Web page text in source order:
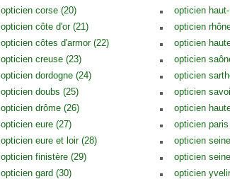
opticien corse (20)
opticien côte d'or (21)
opticien côtes d'armor (22)
opticien creuse (23)
opticien dordogne (24)
opticien doubs (25)
opticien drôme (26)
opticien eure (27)
opticien eure et loir (28)
opticien finistère (29)
opticien gard (30)
opticien
opticien
opticien
opticien
opticien
opticien
opticien
opticien
opticien
opticien
opticien